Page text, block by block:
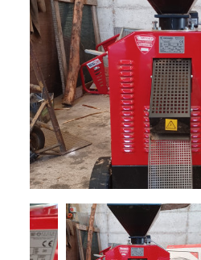
NOLEGGIO
PROMOZIONI
SERVIZI
NEWS
TRINCE
TESTATE
POLVERIZZATORI
GIARDINAGGIO